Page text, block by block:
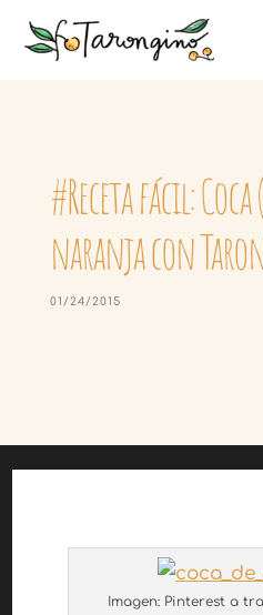
#Receta fácil:
naranja con
01/24/2015
Imagen: Pinterest a